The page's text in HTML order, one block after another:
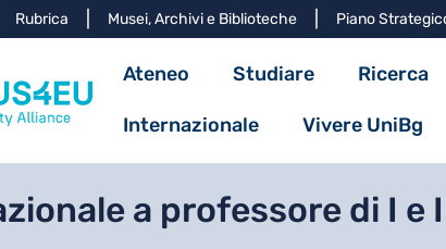
Salta al contenuto
Rubrica Musei, Archivi e Biblioteche Piano
Navigazione
Ateneo Studiare Ricerca
Internazionale Vivere UniBg
a professore di I e